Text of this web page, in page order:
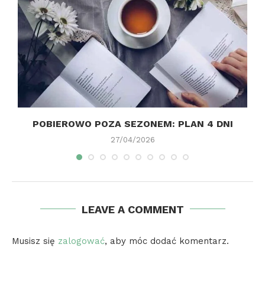
POBIEROWO POZA SEZONEM: PLAN 4 DNI
27/04/2026
LEAVE A COMMENT
Musisz się zalogować, aby móc dodać komentarz.